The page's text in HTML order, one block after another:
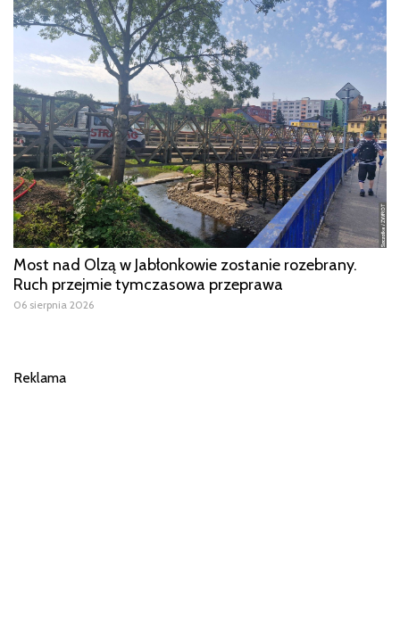
Most nad Olzą w Jabłonkowie zostanie rozebrany.
Ruch przejmie tymczasowa przeprawa
06 sierpnia 2026
Reklama